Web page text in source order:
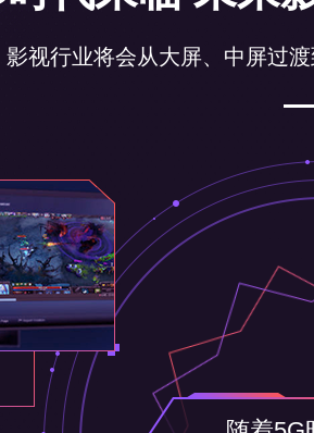
视行业将会从大屏、中屏过